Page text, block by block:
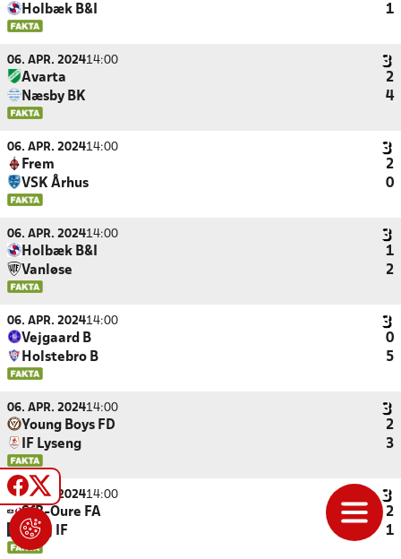
Holbæk B&I
1
06. APR. 202414:00
Avarta
2
Næsby BK
4
06. APR. 202414:00
Frem
2
VSK Århus
0
06. APR. 202414:00
Holbæk B&I
1
Vanløse
2
06. APR. 202414:00
Vejgaard B
0
Holstebro B
5
06. APR. 202414:00
Young Boys FD
2
IF Lyseng
3
06. APR. 202414:00
SfB-Oure FA
2
Ishøj IF
1